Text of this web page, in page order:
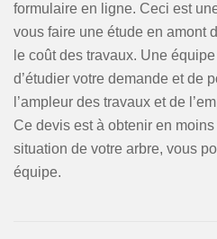
formulaire en ligne. Ceci est
vous faire une étude en amont
le coût des travaux. Une
d’étudier votre demande et de
l’ampleur des travaux et de
Ce devis est à obtenir en
situation de votre arbre, vous
équipe.